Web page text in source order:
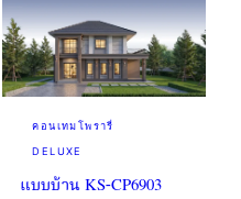
คอนเทมโพรารี่
DELUXE
แบบบ้าน KS-CP6903